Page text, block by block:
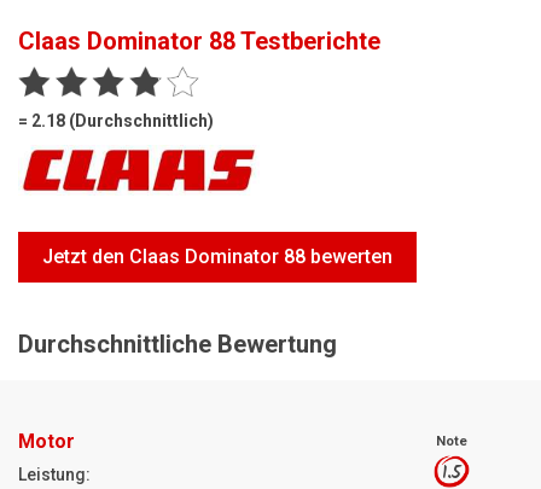
Teleskoplader
Rasentraktoren
Hoflader
Jetzt Bewerten
Claas Dominator 88Testberichte
= 2.18 (Durchschnittlich)
Jetzt den Claas Dominator 88 bewerten
Durchschnittliche Bewertung
Motor Note
Leistung: 1.5